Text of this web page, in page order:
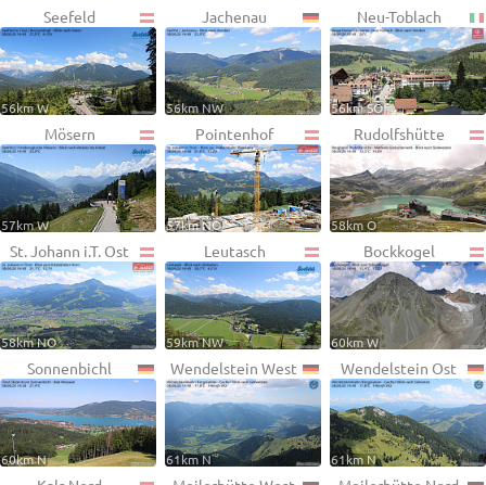
Seefeld
56km W
Jachenau
56km NW
Neu-Toblach
56km SO
Mösern
57km W
Pointenhof
57km NO
Rudolfshütte
58km O
St. Johann i.T. Ost
58km NO
Leutasch
59km NW
Bockkogel
60km W
Sonnenbichl
60km N
Wendelstein West
61km N
Wendelstein Ost
61km N